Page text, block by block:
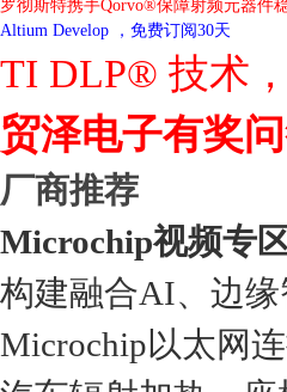
罗彻斯特携手Qorvo®保障射频元器件
Altium Develop ，免费订阅30天
TI DLP® 技术
贸泽电子有奖
厂商推荐
Microchip视频专
构建融合AI、边
Microchip以太网